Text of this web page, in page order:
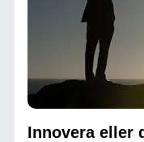
Innovera eller